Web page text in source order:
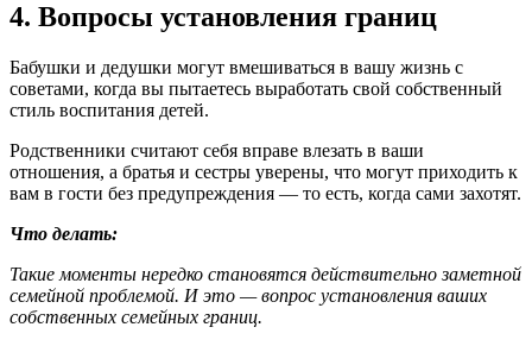
4. Вопросы установления границ
Бабушки и дедушки могут вмешиваться в вашу жизнь с
советами, когда вы пытаетесь выработать свой собственный
стиль воспитания детей.
Родственники считают себя вправе влезать в ваши
отношения, а братья и сестры уверены, что могут приходить к
вам в гости без предупреждения — то есть, когда сами захотят.
Что делать:
Такие моменты нередко становятся действительно заметной
семейной проблемой. И это — вопрос установления ваших
собственных семейных границ.